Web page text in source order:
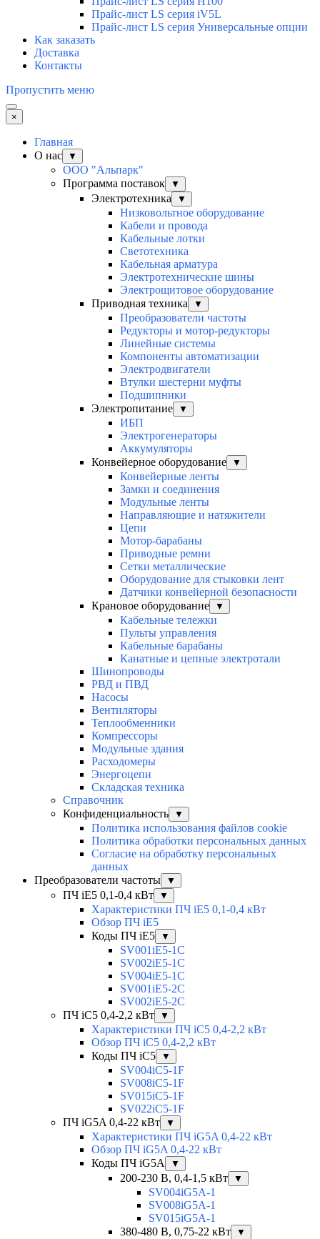
Прайс-лист LS серия iV5L
Прайс-лист LS серия Универсальные опции
Как заказать
Доставка
Контакты
Пропустить меню
×
Главная
О нас
▼
ООО "Альпарк"
Программа поставок
▼
Электротехника ▼
Низковольтное оборудование
Кабели и провода
Кабельные лотки
Светотехника
Кабельная арматура
Электротехнические шины
Электрощитовое оборудование
Приводная техника
▼
Преобразователи частоты
Редукторы и мотор-редукторы
Линейные системы
Компоненты автоматизации
Электродвигатели
Втулки шестерни муфты
Подшипники
Электропитание
▼
ИБП
Электрогенераторы
Аккумуляторы
Конвейерное оборудование
▼
Конвейерные ленты
Замки и соединения
Модульные ленты
Направляющие и натяжители
Цепи
Мотор-барабаны
Приводные ремни
Сетки металлические
Оборудование для стыковки лент
Датчики конвейерной безопасности
Крановое оборудование
▼
Кабельные тележки
Пульты управления
Кабельные барабаны
Канатные и цепные электротали
Шинопроводы
РВД и ПВД
Насосы
Вентиляторы
Теплообменники
Компрессоры
Модульные здания
Расходомеры
Энергоцепи
Складская техника
Справочник
Конфиденциальность
▼
Политика использования файлов cookie
Политика обработки персональных данных
Согласие на обработку персональных
данных
Преобразователи частоты
▼
ПЧ iE5 0,1-0,4 кВт ▼
Характеристики ПЧ iE5 0,1-0,4 кВт
Обзор ПЧ iE5
Коды ПЧ iE5
▼
SV001iE5-1C
SV002iE5-1C
SV004iE5-1C
SV001iE5-2C
SV002iE5-2C
ПЧ iC5 0,4-2,2 кВт
▼
Характеристики ПЧ iC5 0,4-2,2 кВт
Обзор ПЧ iC5 0,4-2,2 кВт
Коды ПЧ iC5
▼
SV004iC5-1F
SV008iC5-1F
SV015iC5-1F
SV022iC5-1F
ПЧ iG5A 0,4-22 кВт
▼
Характеристики ПЧ iG5A 0,4-22 кВт
Обзор ПЧ iG5A 0,4-22 кВт
Коды ПЧ iG5A
▼
200-230 В, 0,4-1,5 кВт ▼
SV004iG5A-1
SV008iG5A-1
SV015iG5A-1
380-480 В, 0,75-22 кВт
▼